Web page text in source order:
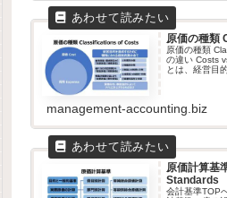
原価の種類
原価の種類
の違い Costs
とは、経営目
management-accounting.biz
原価計算基
Standards
会計基準TOP